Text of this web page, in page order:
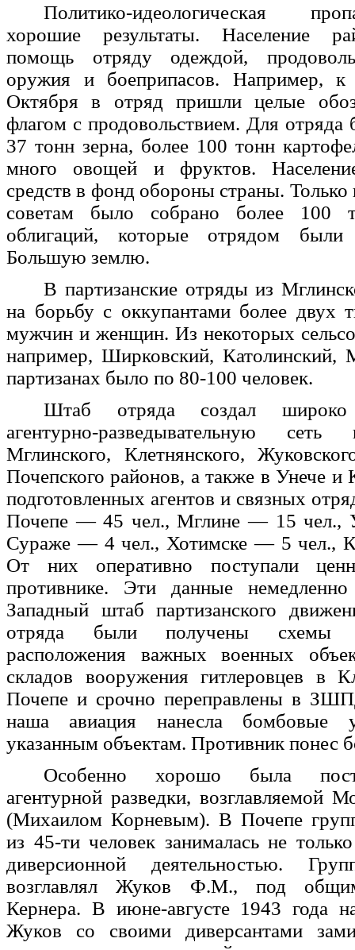
Политико-идеологическая
хорошие результаты. Население
помощь отряду одеждой,
оружия и боеприпасов. Например, к
Октября в отряд пришли целые
флагом с продовольствием. Для отряда
37 тонн зерна, более 100 тонн
много овощей и фруктов.
средств в фонд обороны страны. Только
советам было собрано более 100
облигаций, которые отрядом
Большую землю.
В партизанские отряды из
на борьбу с оккупантами более двух
мужчин и женщин. Из некоторых
например, Ширковский, Католинский,
партизанах было по 80-100 человек.
Штаб отряда создал широко
агентурно-разведывательную
Мглинского, Клетнянского,
Почепского районов, а также в Унече
подготовленных агентов и связных
Почепе — 45 чел., Мглине — 15 чел.,
Сураже — 4 чел., Хотимске — 5 чел.,
От них оперативно поступали
противнике. Эти данные немедленно
Западный штаб партизанского
отряда были получены схемы
расположения важных военных
складов вооружения гитлеровцев в
Почепе и срочно переправлены в
наша авиация нанесла бомбовые
указанным объектам. Противник понес
Особенно хорошо была
агентурной разведки, возглавляемой
(Михаилом Корневым). В Почепе
из 45-ти человек занималась не
диверсионной деятельностью.
возглавлял Жуков Ф.М., под
Кернера. В июне-августе 1943 года
Жуков со своими диверсантами